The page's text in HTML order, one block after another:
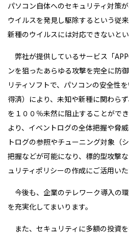
パソコン自体へのセキュリティ対策
ウイルスを発見し駆除するという従
新種のウイルスには対応できないとい
弊社が提供しているサービス「
ンを狙ったあらゆる攻撃を完全に防
リティソフトで、パソコンの安全性
得済）により、未知や新種に関わら
を１００％未然に阻止することがで
より、イベントログの全体把握や脅
トログの参照やチューニング対象（
把握などが可能になり、標的型攻撃
ュリティポリシーの作成にご活用いた
今後も、企業のテレワーク導入の
を充実化してまいります。
また、セキュリティに多額の投資